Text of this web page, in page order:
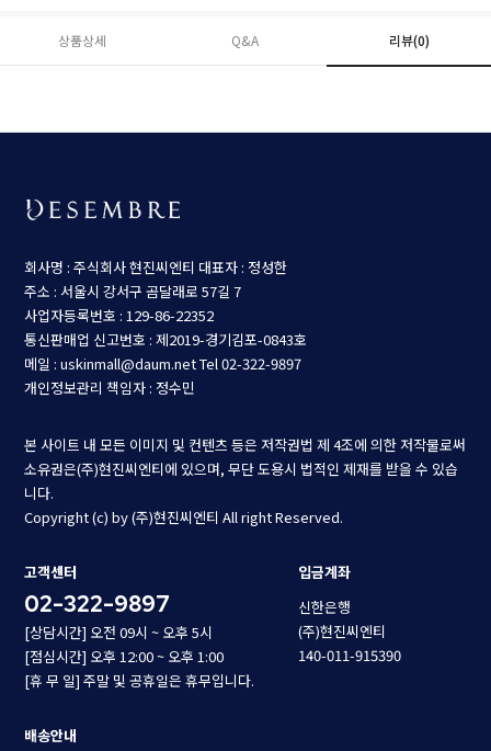
상품상세 Q&A 리뷰(0)
회사명 : 주식회사 현진씨엔티 대표자 : 정성한
주소 : 서울시 강서구 곰달래로 57길 7
사업자등록번호 : 129-86-22352
통신판매업 신고번호 : 제2019-경기김포-0843호
메일 : uskinmall@daum.netTel 02-322-9897
개인정보관리 책임자 : 정수민
본 사이트 내 모든 이미지 및 컨텐츠 등은 저작권법 제 4조에 의한 저작물로써
소유권은(주)현진씨엔티에 있으며, 무단 도용시 법적인 제재를 받을 수 있습
니다.
Copyright (c) by (주)현진씨엔티 All right Reserved.
고객센터
02-322-9897
[상담시간] 오전 09시 ~ 오후 5시
[점심시간] 오후 12:00 ~ 오후 1:00
[휴 무 일] 주말 및 공휴일은 휴무입니다.
입금계좌
신한은행
(주)현진씨엔티
140-011-915390
배송안내